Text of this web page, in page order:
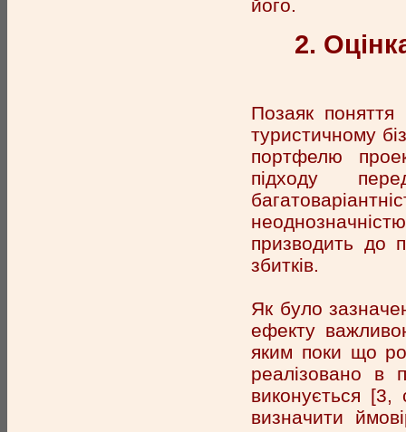
його.
2.
Позаяк
туристичному
портфелю
підходу
призводить до
збитків.
Як було
ефекту
яким поки що
реалізовано в
виконується [3,
визначити